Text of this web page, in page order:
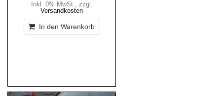
Inkl. 0% MwSt., zzgl.
Versandkosten
In den Warenkorb